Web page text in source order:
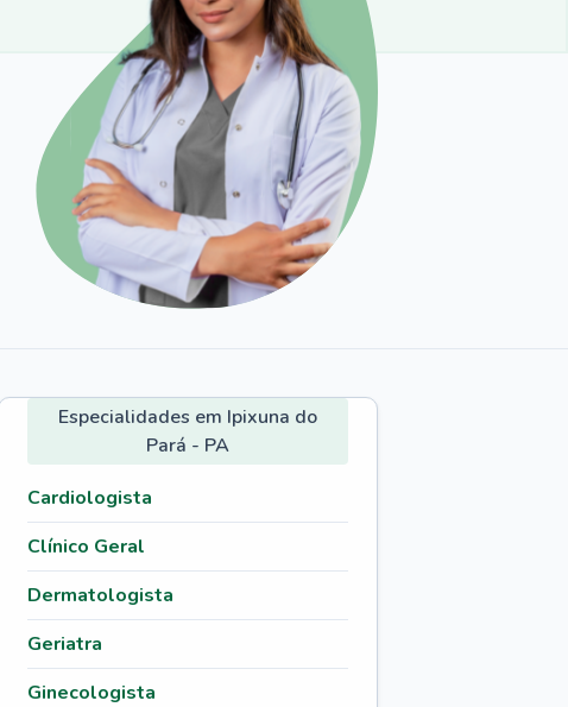
Especialidades em Ipixuna do
Pará - PA
Cardiologista
Clínico Geral
Dermatologista
Geriatra
Ginecologista